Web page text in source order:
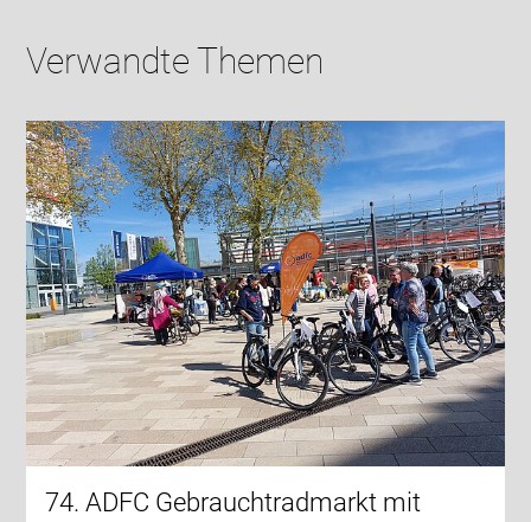
Verwandte Themen
74. ADFC Gebrauchtradmarkt mit